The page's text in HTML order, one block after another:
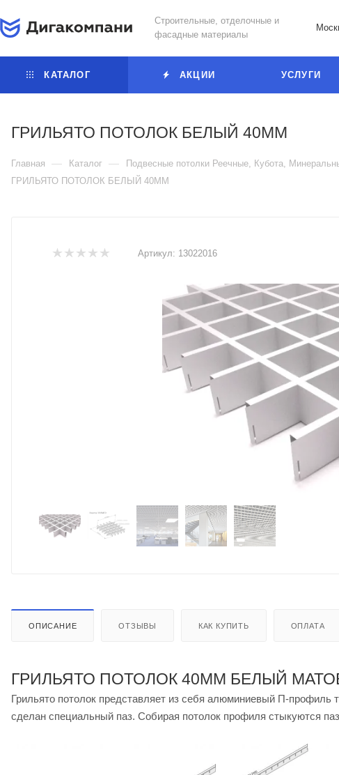
Строительные, отделочные и
фасадные материалы
КАТАЛОГ АКЦИИ УСЛУГИ
ГРИЛЬЯТО ПОТОЛОК БЕЛЫЙ 40ММ
Главная — Каталог — Подвесные потолки Реечные, Кубота,
ГРИЛЬЯТО ПОТОЛОК БЕЛЫЙ 40ММ
Артикул: 13022016
ОПИСАНИЕ ОТЗЫВЫ КАК КУПИТЬ ОПЛАТА
ГРИЛЬЯТО ПОТОЛОК 40ММ БЕЛЫЙ
Грильято потолок представляет из себя алюминиевый П-
сделан специальный паз. Собирая потолок профиля стыкуются